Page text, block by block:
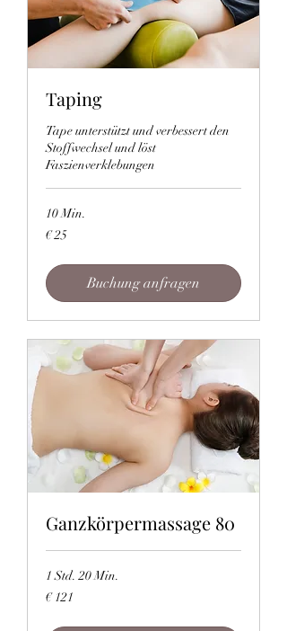
Taping
Tape unterstützt und verbessert den
Stoffwechsel und löst
Faszienverklebungen
10 Min.
25
Euro
€ 25
Buchung anfragen
Ganzkörpermassage 80
1 Std. 20 Min.
121
Euro
€ 121